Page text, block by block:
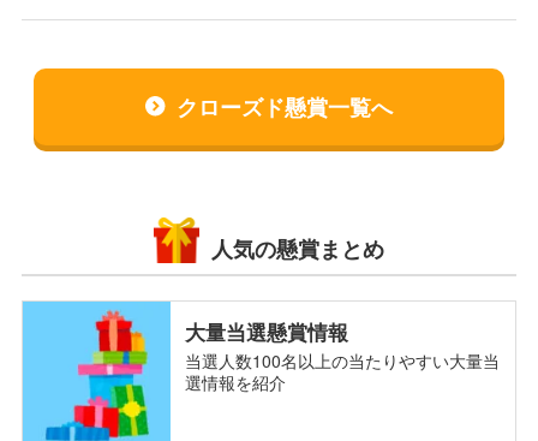
クローズド懸賞一覧へ
人気の懸賞まとめ
大量当選懸賞情報
当選人数100名以上の当たりやすい大量当
選情報を紹介